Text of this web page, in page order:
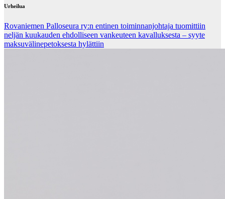
Urheilua
Rovaniemen Palloseura ry:n entinen toiminnanjohtaja tuo­mit­tiin
neljän kuu­kau­den eh­dol­li­seen van­keu­teen ka­val­luk­ses­ta – syyte
mak­su­vä­li­ne­pe­tok­ses­ta hy­lät­tiin